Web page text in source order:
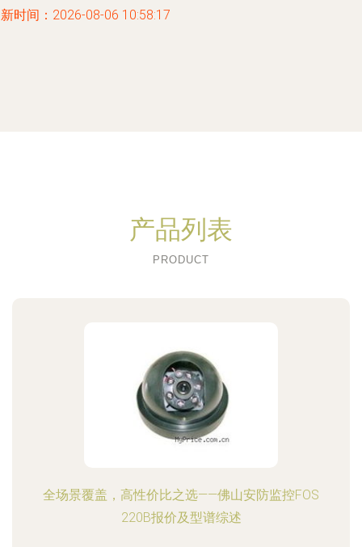
时间：2026-08-06 10:58:17
产品列表
PRODUCT
全场景覆盖，高性价比之选——佛山安防监控FOS
220B报价及型谱综述